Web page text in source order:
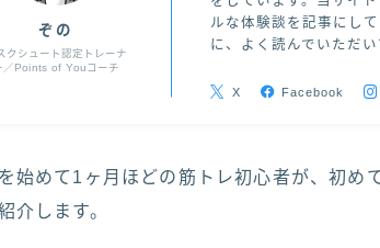
ぞの
クシュート認定トレーナ
／Points of Youコーチ
ルな体験談を記事にし
に、よく読んでいただい
X Facebook
始めて1ヶ月ほどの筋トレ初心者が、初め
介します。